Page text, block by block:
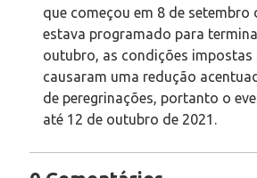
que começou em 8 de setembro
estava programado para
outubro, as condições impostas
causaram uma redução
de peregrinações, portanto o
até 12 de outubro de 2021.